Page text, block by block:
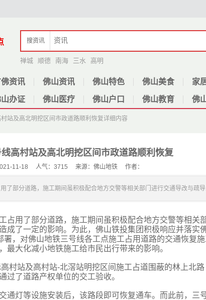
搜资讯
禅城 顺德 南海 三水 高明
资讯 佛山资讯 佛山特色 佛山美食 家
办证 佛山医疗 佛山户口 佛山教育 佛
站及高北明挖区间市政道路顺利恢复详细内容
高村站及高北明挖区间市政道路顺利恢复
11-18 人气：3715 来源：佛山地铁 作者：
了部分道路，施工期间虽积极配合地方交警等相关部门进行交通导改与疏导
占用了部分道路，施工期间虽积极配合地方交警等相关
成了一定的影响。为此，佛山铁投集团积极响应并落实
署，对佛山地铁三号线各工点施工占用道路的交通恢复
大化减小地铁施工给市民出行带来的影响。
村站及高村站-北滘站明挖区间施工占道围蔽的林上北
过了道路产权单位的交工验收。
通灯等设施安装后，该路段即可恢复通车。而此前，三